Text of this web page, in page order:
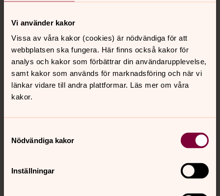
Vi använder kakor
Vissa av våra kakor (cookies) är nödvändiga för att
webbplatsen ska fungera. Här finns också kakor för
analys och kakor som förbättrar din användarupplevelse,
samt kakor som används för marknadsföring och när vi
länkar vidare till andra plattformar. Läs mer om våra
kakor.
Nödvändiga kakor
Inställningar
Kontakt
Kalender
Sociala kanaler